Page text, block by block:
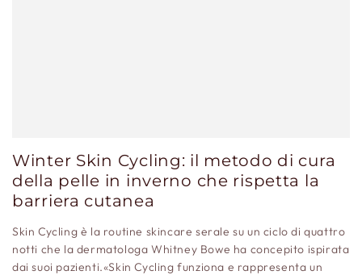
Winter Skin Cycling: il metodo di cura
della pelle in inverno che rispetta la
barriera cutanea
Skin Cycling è la routine skincare serale su un ciclo di quattro
notti che la dermatologa Whitney Bowe ha concepito ispirata
dai suoi pazienti.«Skin Cycling funziona e rappresenta un